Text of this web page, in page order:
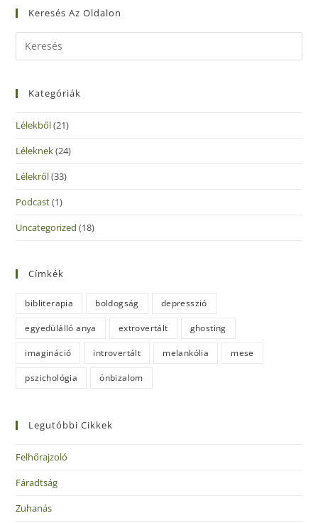
Keresés Az Oldalon
Kategóriák
Lélekből(21)
Léleknek(24)
Lélekről(33)
Podcast(1)
Uncategorized (18)
Címkék
bibliterapia boldogság depresszió
egyedülálló anya extrovertált ghosting
imagináció introvertált melankólia mese
pszichológia önbizalom
Legutóbbi Cikkek
Felhőrajzoló
Fáradtság
Zuhanás